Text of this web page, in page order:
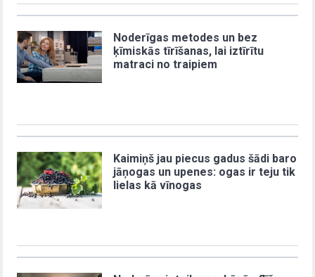
Noderīgas metodes un bez
ķīmiskās tīrīšanas, lai iztīrītu
matraci no traipiem
Kaimiņš jau piecus gadus šādi baro
jāņogas un upenes: ogas ir teju tik
lielas kā vīnogas